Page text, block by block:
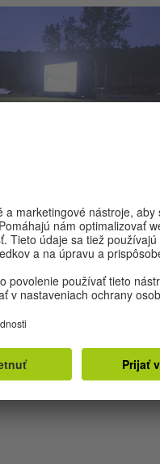
Foto: © Joe Palaščák